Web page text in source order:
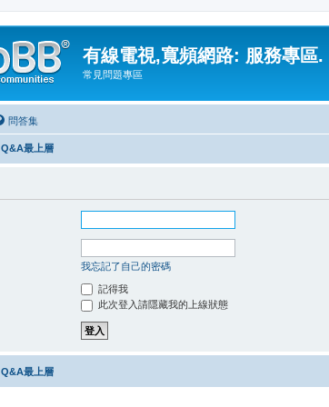
有線電視,寬頻網路: 服務專區.
常見問題專區
問答集
Q&A最上層
我忘記了自己的密碼
記得我
此次登入請隱藏我的上線狀態
Q&A最上層